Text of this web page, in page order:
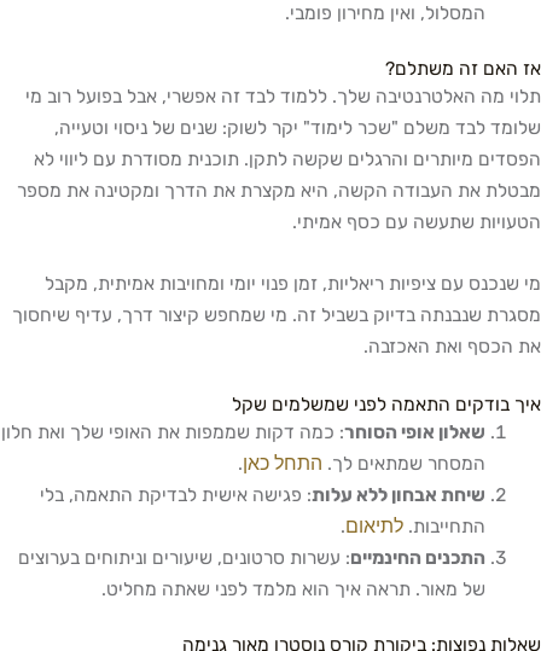
המסלול, ואין מחירון פומבי.
אז האם זה משתלם?
תלוי מה האלטרנטיבה שלך. ללמוד לבד זה אפשרי, אבל בפועל רוב מי
שלומד לבד משלם "שכר לימוד" יקר לשוק: שנים של ניסוי וטעייה,
הפסדים מיותרים והרגלים שקשה לתקן. תוכנית מסודרת עם ליווי לא
מבטלת את העבודה הקשה, היא מקצרת את הדרך ומקטינה את מספר
הטעויות שתעשה עם כסף אמיתי.
מי שנכנס עם ציפיות ריאליות, זמן פנוי יומי ומחויבות אמיתית, מקבל
מסגרת שנבנתה בדיוק בשביל זה. מי שמחפש קיצור דרך, עדיף שיחסוך
את הכסף ואת האכזבה.
איך בודקים התאמה לפני שמשלמים שקל
שאלון אופי הסוחר: כמה דקות שממפות את האופי שלך ואת חלון
המסחר שמתאים לך. התחל כאן.
שיחת אבחון ללא עלות: פגישה אישית לבדיקת התאמה, בלי
התחייבות.לתיאום.
התכנים החינמיים: עשרות סרטונים, שיעורים וניתוחים בערוצים
של מאור. תראה איך הוא מלמד לפני שאתה מחליט.
שאלות נפוצות: ביקורת קורס נוסטרו מאור גנימה